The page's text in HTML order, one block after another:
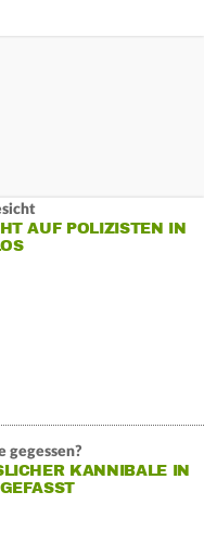
AUF POLIZISTEN IN
gegessen?
KANNIBALE IN U